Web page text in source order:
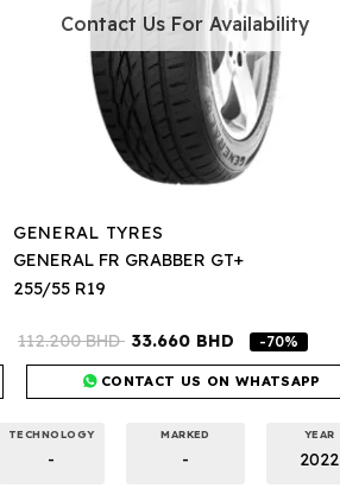
Contact Us For Availability
GENERAL TYRES
GENERAL FR GRABBER GT+
255/55 R19
112.200BHD 33.660 BHD -70%
CONTACT US ON WHATSAPP
YEAR
2022
MARKED
-
TECHNOLOGY
-